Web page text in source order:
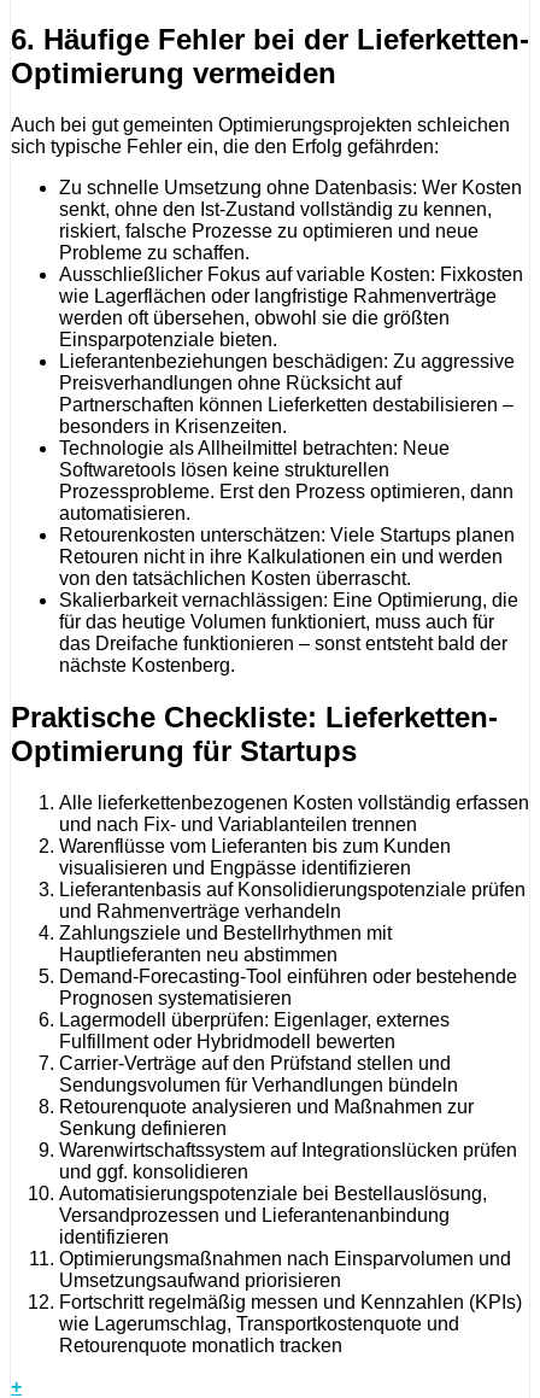
6. Häufige Fehler bei der Lieferketten-
Optimierung vermeiden
Auch bei gut gemeinten Optimierungsprojekten schleichen
sich typische Fehler ein, die den Erfolg gefährden:
Zu schnelle Umsetzung ohne Datenbasis: Wer Kosten
senkt, ohne den Ist-Zustand vollständig zu kennen,
riskiert, falsche Prozesse zu optimieren und neue
Probleme zu schaffen.
Ausschließlicher Fokus auf variable Kosten: Fixkosten
wie Lagerflächen oder langfristige Rahmenverträge
werden oft übersehen, obwohl sie die größten
Einsparpotenziale bieten.
Lieferantenbeziehungen beschädigen: Zu aggressive
Preisverhandlungen ohne Rücksicht auf
Partnerschaften können Lieferketten destabilisieren –
besonders in Krisenzeiten.
Technologie als Allheilmittel betrachten: Neue
Softwaretools lösen keine strukturellen
Prozessprobleme. Erst den Prozess optimieren, dann
automatisieren.
Retourenkosten unterschätzen: Viele Startups planen
Retouren nicht in ihre Kalkulationen ein und werden
von den tatsächlichen Kosten überrascht.
Skalierbarkeit vernachlässigen: Eine Optimierung, die
für das heutige Volumen funktioniert, muss auch für
das Dreifache funktionieren – sonst entsteht bald der
nächste Kostenberg.
Praktische Checkliste: Lieferketten-
Optimierung für Startups
Alle lieferkettenbezogenen Kosten vollständig erfassen
und nach Fix- und Variablanteilen trennen
Warenflüsse vom Lieferanten bis zum Kunden
visualisieren und Engpässe identifizieren
Lieferantenbasis auf Konsolidierungspotenziale prüfen
und Rahmenverträge verhandeln
Zahlungsziele und Bestellrhythmen mit
Hauptlieferanten neu abstimmen
Demand-Forecasting-Tool einführen oder bestehende
Prognosen systematisieren
Lagermodell überprüfen: Eigenlager, externes
Fulfillment oder Hybridmodell bewerten
Carrier-Verträge auf den Prüfstand stellen und
Sendungsvolumen für Verhandlungen bündeln
Retourenquote analysieren und Maßnahmen zur
Senkung definieren
Warenwirtschaftssystem auf Integrationslücken prüfen
und ggf. konsolidieren
Automatisierungspotenziale bei Bestellauslösung,
Versandprozessen und Lieferantenanbindung
identifizieren
Optimierungsmaßnahmen nach Einsparvolumen und
Umsetzungsaufwand priorisieren
Fortschritt regelmäßig messen und Kennzahlen (KPIs)
wie Lagerumschlag, Transportkostenquote und
Retourenquote monatlich tracken
+